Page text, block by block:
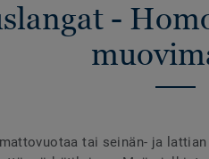
-
tai seinän- ja